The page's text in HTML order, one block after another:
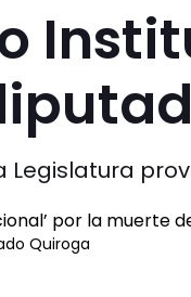
Legislatura
Quiroga